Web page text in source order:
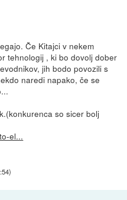
Če Kitajci v nekem
tehnologij , ki bo dovolj dober
jih bodo povozili s
naredi napako, če se
so sicer bolj
el...
)